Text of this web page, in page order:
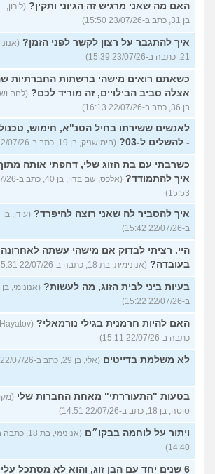
האם מה שאני מרגיש זה הגיוני ותקין? (לירון,
בן 31, כתב ב-23/07/26 15:50)
איך להתגבר על רצון לקשר לפני הזמן?
21, כתבה ב-23/07/26 15:39)
כשאתם רואים מישהי ברשתות החברתיות
אצלה סביב הבילויים, זה מוריד לכם? (לחם
בן 36, כתב ב-22/07/26 16:13)
לאנשים ששירתו בחיל הטנ"א, חימוש,
- להשלים ל-03?
(חימושניק, בן 19, כתב ב-22/07/26 16:04)
כשרבתי עם בת הזוג שלי, דחפתי אותה
איך להתמודד?
(אלכס, שם בדוי,
15:53)
איך להסביר לה שאני רוצה להיפרד?
ב-22/07/26 15:42)
היי. רציתי לבדוק אם מישהי עשתה לאחרונה
בעובדה? (אנונימית, בת 18, כתבה ב-22/07/26 15:31)
בעיות ביני לבית הזוג, מה לעשות?
ב-22/07/26 15:22)
האם להיות חרמנית בגילי נורמאלי?
כתבה ב-22/07/26 15:11)
לא משלמת בדייטים (אלי, בן 29, כתב ב-22/07/26 15:00)
בטעות "התעוררתי" מאחת החברות שלי
סוטה, בן 18, כתב ב-22/07/26 14:51)
ויתור על לוחמה בבקו״ם
14:40)
6 שנים יחד עם הבן זוג, והוא לא מסתכל